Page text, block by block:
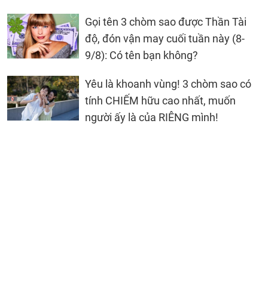
Gọi tên 3 chòm sao được Thần Tài
độ, đón vận may cuối tuần này (8-
9/8): Có tên bạn không?
Yêu là khoanh vùng! 3 chòm sao có
tính CHIẾM hữu cao nhất, muốn
người ấy là của RIÊNG mình!